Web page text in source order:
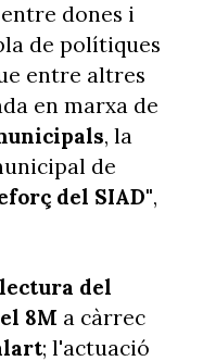
dones i
de polítiques
entre altres
en marxa de
, la
de
del SIAD",
lectura del
8M a càrrec
; l'actuació